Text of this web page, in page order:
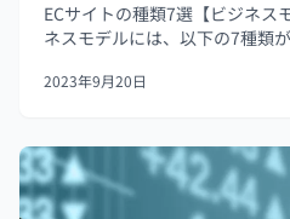
ECサイトの種類7選【ビジネス
ネスモデルには、以下の7種類がありま
2023年9月20日